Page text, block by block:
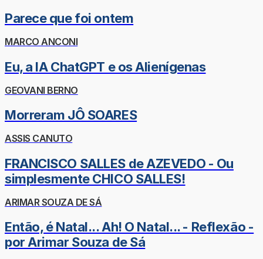
Parece que foi ontem
MARCO ANCONI
Eu, a IA ChatGPT e os Alienígenas
GEOVANI BERNO
Morreram JÔ SOARES
ASSIS CANUTO
FRANCISCO SALLES de AZEVEDO - Ou
simplesmente CHICO SALLES!
ARIMAR SOUZA DE SÁ
Então, é Natal... Ah! O Natal... - Reflexão -
por Arimar Souza de Sá